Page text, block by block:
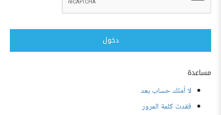
دخول
مساعدة
لا أملك حساب بعد
فقدت كلمة المرور